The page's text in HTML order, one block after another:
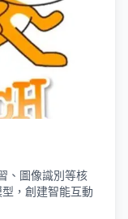
、圖像識別等核
，創建智能互動